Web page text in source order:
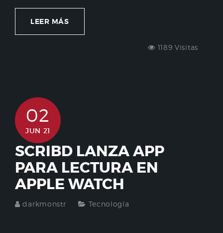
LEER MÁS
1189 Visitas
02
JUN 21
SCRIBD LANZA APP
PARA LECTURA EN
APPLE WATCH
darkmonstr Tecnología